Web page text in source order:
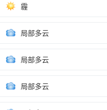
霾
局部多云
局部多云
局部多云